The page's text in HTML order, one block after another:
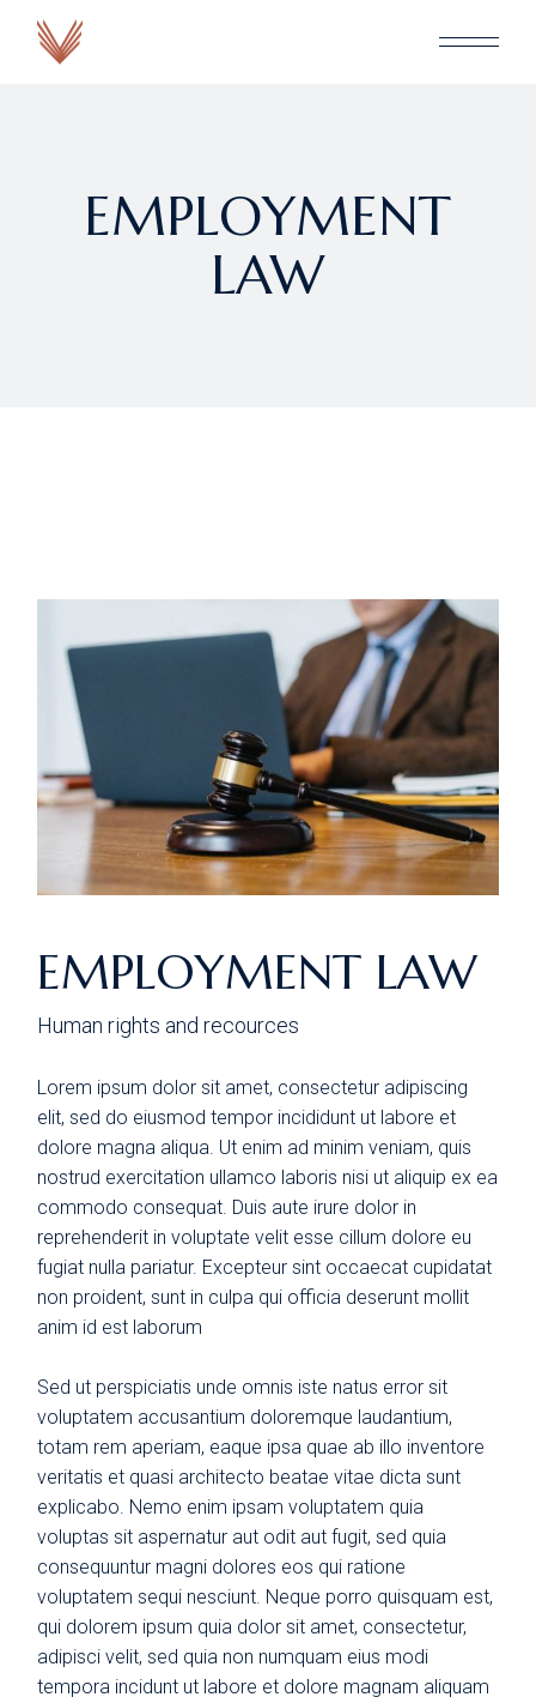
EMPLOYMENT
LAW
EMPLOYMENT LAW
Human rights and recources
Lorem ipsum dolor sit amet, consectetur adipiscing
elit, sed do eiusmod tempor incididunt ut labore et
dolore magna aliqua. Ut enim ad minim veniam, quis
nostrud exercitation ullamco laboris nisi ut aliquip ex ea
commodo consequat. Duis aute irure dolor in
reprehenderit in voluptate velit esse cillum dolore eu
fugiat nulla pariatur. Excepteur sint occaecat cupidatat
non proident, sunt in culpa qui officia deserunt mollit
anim id est laborum
Sed ut perspiciatis unde omnis iste natus error sit
voluptatem accusantium doloremque laudantium,
totam rem aperiam, eaque ipsa quae ab illo inventore
veritatis et quasi architecto beatae vitae dicta sunt
explicabo. Nemo enim ipsam voluptatem quia
voluptas sit aspernatur aut odit aut fugit, sed quia
consequuntur magni dolores eos qui ratione
voluptatem sequi nesciunt. Neque porro quisquam est,
qui dolorem ipsum quia dolor sit amet, consectetur,
adipisci velit, sed quia non numquam eius modi
tempora incidunt ut labore et dolore magnam aliquam